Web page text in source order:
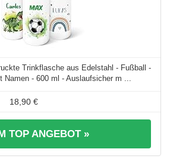
Trinkflasche aus Edelstahl - Fußball -
Namen - 600 ml - Auslaufsicher m ...
18,90 €
TOP ANGEBOT »